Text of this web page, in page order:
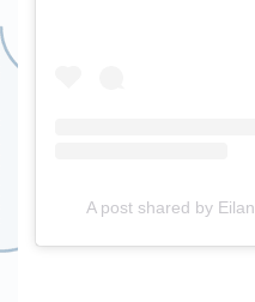
A post shared by